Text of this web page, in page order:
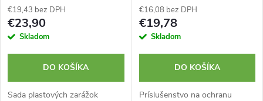
€19,43 bez DPH
€23,90
Skladom
DO KOŠÍKA
Sada plastových zarážok
€16,08 bez DPH
€19,78
Skladom
DO KOŠÍKA
Príslušenstvo na ochranu